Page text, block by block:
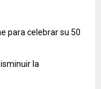
para celebrar su 50
la